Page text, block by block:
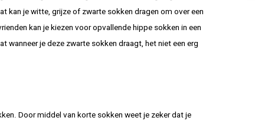
kan je witte, grijze of zwarte sokken dragen om over een
kan je kiezen voor opvallende hippe sokken in een
wanneer je deze zwarte sokken draagt, het niet een erg
Door middel van korte sokken weet je zeker dat je